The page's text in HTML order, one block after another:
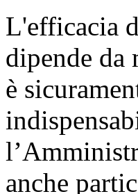
L'efficacia
dipende
è
anche